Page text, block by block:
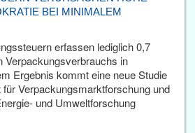
BEI MINIMALEM
erfassen lediglich 0,7
Verpackungsverbrauchs in
Ergebnis kommt eine neue Studie
Verpackungsmarktforschung und
und Umweltforschung